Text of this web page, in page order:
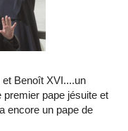
Benoît XVI....un
premier pape jésuite et
encore un pape de